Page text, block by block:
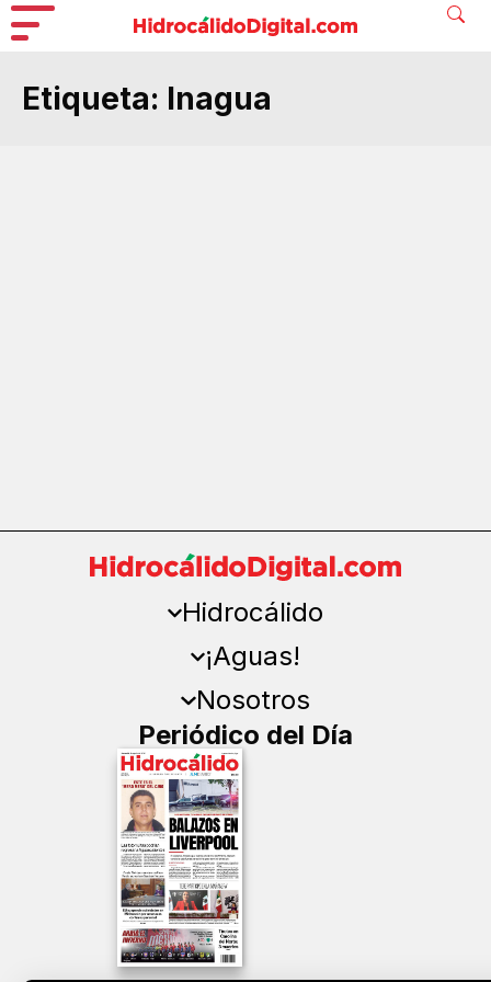
Etiqueta: Inagua
Hidrocálido
¡Aguas!
Nosotros
Periódico del Día